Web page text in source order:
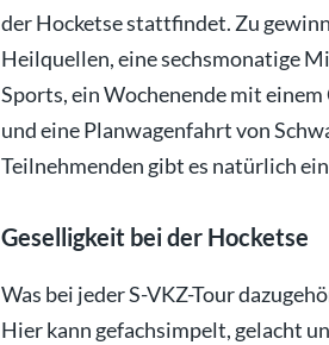
der Hocketse stattfindet. Zu
Heilquellen, eine sechsmonatige
Sports, ein Wochenende mit
und eine Planwagenfahrt von
Teilnehmenden gibt es natürlich
Geselligkeit bei der Hocketse
Was bei jeder S-VKZ-Tour
Hier kann gefachsimpelt, gelacht